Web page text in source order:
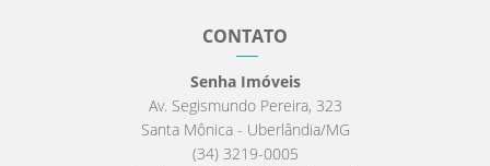
CONTATO
Senha Imóveis
Av. Segismundo Pereira, 323
Santa Mônica - Uberlândia/MG
(34) 3219-0005